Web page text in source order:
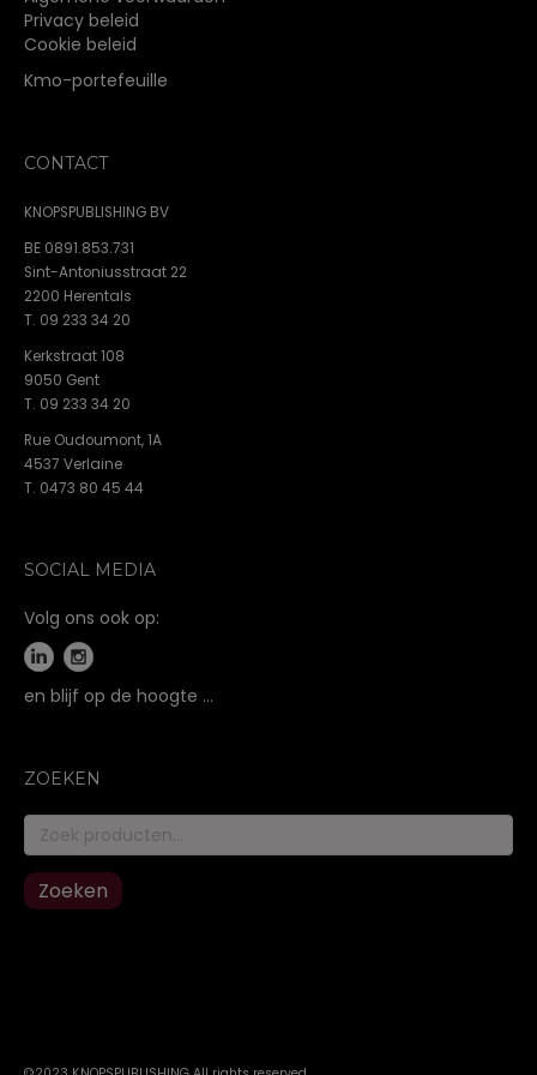
Privacy beleid
Cookie beleid
Kmo-portefeuille
CONTACT
KNOPSPUBLISHING BV
BE 0891.853.731
Sint-Antoniusstraat 22
2200 Herentals
T. 09 233 34 20
Kerkstraat 108
9050 Gent
T. 09 233 34 20
Rue Oudoumont, 1A
4537 Verlaine
T. 0473 80 45 44
SOCIAL MEDIA
Volg ons ook op:
en blijf op de hoogte …
ZOEKEN
Zoeken
naar:
Zoeken